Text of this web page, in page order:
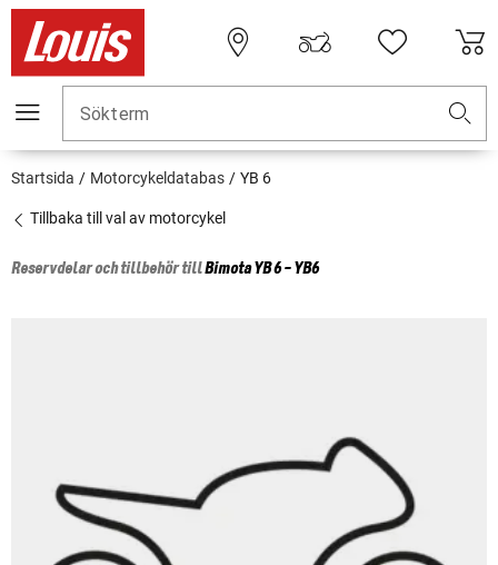
Sökterm
Startsida Motorcykeldatabas YB 6
Tillbaka till val av motorcykel
Reservdelar och tillbehör tillBimotaYB 6 - YB6